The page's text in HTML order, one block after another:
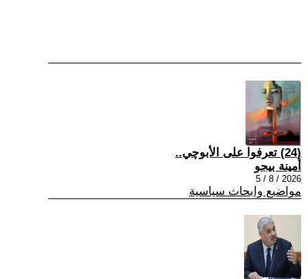
(24) تعرفوا على الأبوچي..
أمينة بيجو
2026 / 8 / 5
مواضيع وابحاث سياسية